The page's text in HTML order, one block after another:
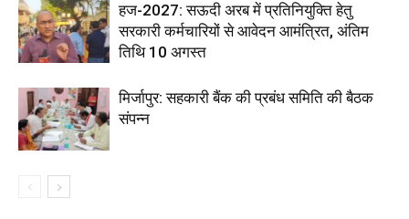
हज-2027: सऊदी अरब में प्रतिनियुक्ति हेतु
सरकारी कर्मचारियों से आवेदन आमंत्रित, अंतिम
तिथि 10 अगस्त
मिर्जापुर: सहकारी बैंक की प्रबंध समिति की बैठक
संपन्न